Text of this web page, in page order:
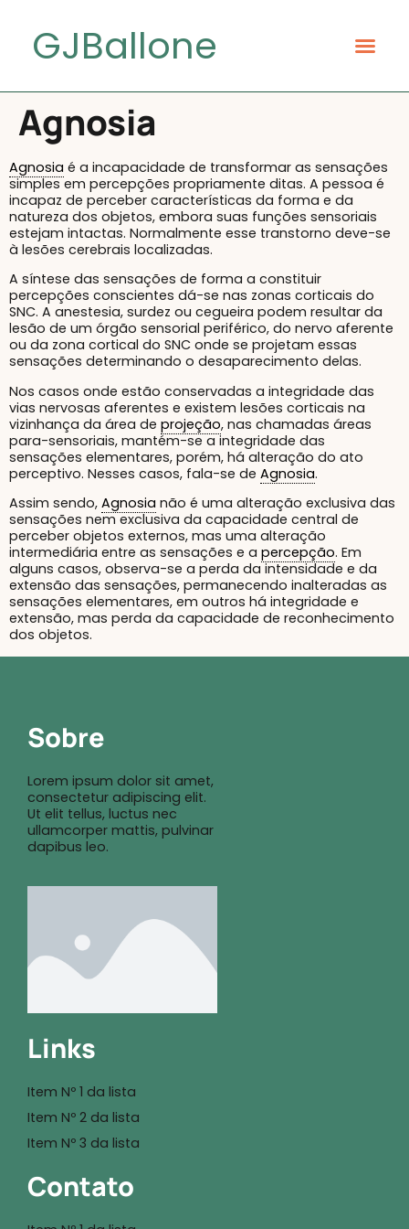
GJBallone
Agnosia
Agnosia é a incapacidade de transformar as sensações
simples em percepções propriamente ditas. A pessoa é
incapaz de perceber características da forma e da
natureza dos objetos, embora suas funções sensoriais
estejam intactas. Normalmente esse transtorno deve-se
à lesões cerebrais localizadas.
A síntese das sensações de forma a constituir
percepções conscientes dá-se nas zonas corticais do
SNC. A anestesia, surdez ou cegueira podem resultar da
lesão de um órgão sensorial periférico, do nervo aferente
ou da zona cortical do SNC onde se projetam essas
sensações determinando o desaparecimento delas.
Nos casos onde estão conservadas a integridade das
vias nervosas aferentes e existem lesões corticais na
vizinhança da área de projeção, nas chamadas áreas
para-sensoriais, mantém-se a integridade das
sensações elementares, porém, há alteração do ato
perceptivo. Nesses casos, fala-se de Agnosia.
Assim sendo, Agnosia não é uma alteração exclusiva das
sensações nem exclusiva da capacidade central de
perceber objetos externos, mas uma alteração
intermediária entre as sensações e a percepção. Em
alguns casos, observa-se a perda da intensidade e da
extensão das sensações, permanecendo inalteradas as
sensações elementares, em outros há integridade e
extensão, mas perda da capacidade de reconhecimento
dos objetos.
Sobre
Lorem ipsum dolor sit amet,
consectetur adipiscing elit.
Ut elit tellus, luctus nec
ullamcorper mattis, pulvinar
dapibus leo.
Links
Item Nº 1 da lista
Item Nº 2 da lista
Item Nº 3 da lista
Contato